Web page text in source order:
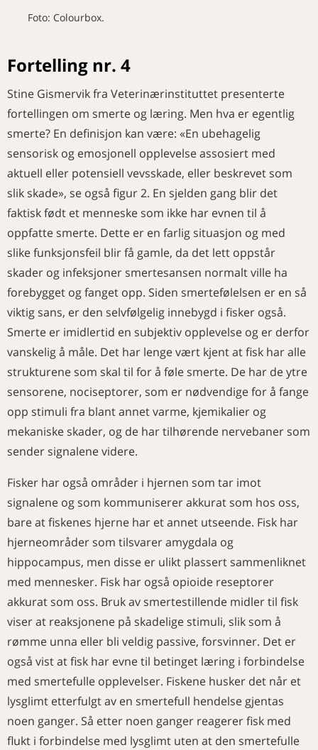
Foto: Colourbox.
Fortelling nr. 4
Stine Gismervik fra Veterinærinstituttet presenterte
fortellingen om smerte og læring. Men hva er egentlig
smerte? En definisjon kan være: «En ubehagelig
sensorisk og emosjonell opplevelse assosiert med
aktuell eller potensiell vevsskade, eller beskrevet som
slik skade», se også figur 2. En sjelden gang blir det
faktisk født et menneske som ikke har evnen til å
oppfatte smerte. Dette er en farlig situasjon og med
slike funksjonsfeil blir få gamle, da det lett oppstår
skader og infeksjoner smertesansen normalt ville ha
forebygget og fanget opp. Siden smertefølelsen er en så
viktig sans, er den selvfølgelig innebygd i fisker også.
Smerte er imidlertid en subjektiv opplevelse og er derfor
vanskelig å måle. Det har lenge vært kjent at fisk har alle
strukturene som skal til for å føle smerte. De har de ytre
sensorene, nociseptorer, som er nødvendige for å fange
opp stimuli fra blant annet varme, kjemikalier og
mekaniske skader, og de har tilhørende nervebaner som
sender signalene videre.
Fisker har også områder i hjernen som tar imot
signalene og som kommuniserer akkurat som hos oss,
bare at fiskenes hjerne har et annet utseende. Fisk har
hjerneområder som tilsvarer amygdala og
hippocampus, men disse er ulikt plassert sammenliknet
med mennesker. Fisk har også opioide reseptorer
akkurat som oss. Bruk av smertestillende midler til fisk
viser at reaksjonene på skadelige stimuli, slik som å
rømme unna eller bli veldig passive, forsvinner. Det er
også vist at fisk har evne til betinget læring i forbindelse
med smertefulle opplevelser. Fiskene husker det når et
lysglimt etterfulgt av en smertefull hendelse gjentas
noen ganger. Så etter noen ganger reagerer fisk med
flukt i forbindelse med lysglimt uten at den smertefulle